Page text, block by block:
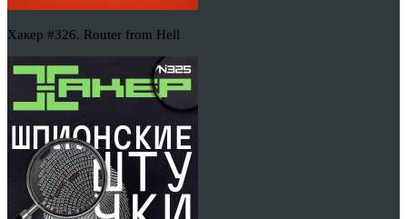
Хакер #326. Router from Hell